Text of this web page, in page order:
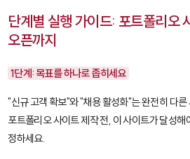
단계별 실행 가이드: 포트폴리오
오픈까지
1단계: 목표를 하나로 좁히세요
"신규 고객 확보"와 "채용 활성화"는 완전히 다
포트폴리오 사이트 제작 전, 이 사이트가 달성해
정하세요.